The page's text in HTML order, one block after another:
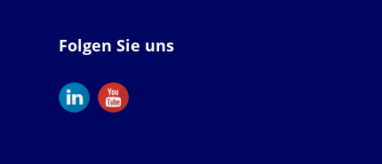
Folgen Sie uns